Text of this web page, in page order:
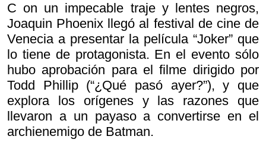
C on un impecable traje y lentes negros,
Joaquin Phoenix llegó al festival de cine de
Venecia a presentar la película “Joker” que
lo tiene de protagonista. En el evento sólo
hubo aprobación para el filme dirigido por
Todd Phillip (“¿Qué pasó ayer?”), y que
explora los orígenes y las razones que
llevaron a un payaso a convertirse en el
archienemigo de Batman.